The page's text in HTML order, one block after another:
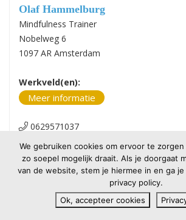
Olaf Hammelburg
Mindfulness Trainer
Nobelweg 6
1097 AR Amsterdam
Werkveld(en):
Meer informatie
0629571037
Website
categorie: 1
We gebruiken cookies om ervoor te
zo soepel mogelijk draait. Als je doorgaat
van de website, stem je hiermee in en ga
privacy policy.
Ok, accepteer cookies